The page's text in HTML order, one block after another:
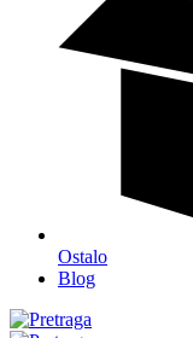
Ostalo
Blog